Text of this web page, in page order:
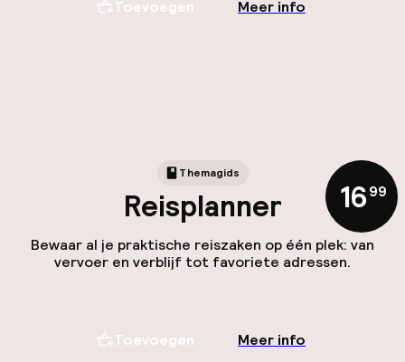
Toevoegen Meer info
Themagids
Reisplanner
Bewaar al je praktische reiszaken op één plek: van
vervoer en verblijf tot favoriete adressen.
16,99
Toevoegen Meer info